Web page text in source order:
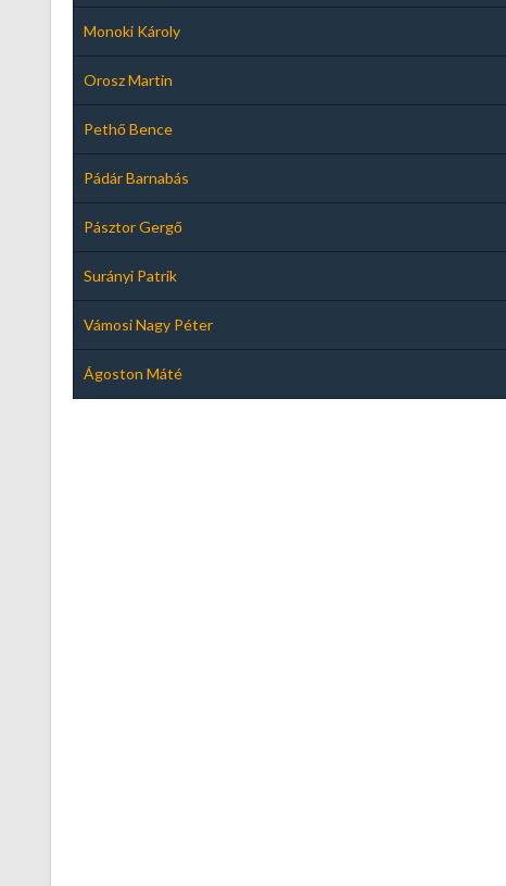
Monoki Károly
Orosz Martin
Pethő Bence
Pádár Barnabás
Pásztor Gergő
Surányi Patrik
Vámosi Nagy Péter
Ágoston Máté